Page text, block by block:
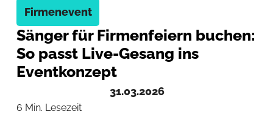
Firmenevent
Sänger für Firmenfeiern buchen:
So passt Live-Gesang ins
Eventkonzept
31.03.2026
6 Min. Lesezeit